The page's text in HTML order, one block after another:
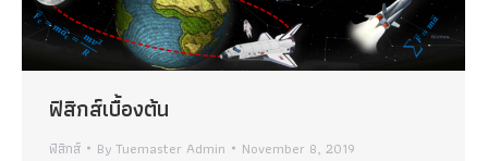
ฟิสิกส์เบื้องต้น
ฟิสิกส์ ByTuemaster Admin November 8, 2019